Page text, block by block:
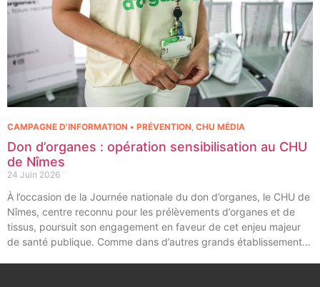
Don d’organes : opération sensibilisation au CHU
de Nîmes
24 Juin 2026
CAMPAGNE D'INFORMATION • PRÉVENTION, CHU MÉDIA
À l’occasion de la Journée nationale du don d’organes, le CHU de
Nîmes, centre reconnu pour les prélèvements d’organes et de
tissus, poursuit son engagement en faveur de cet enjeu majeur
de santé publique. Comme dans d’autres grands établissements